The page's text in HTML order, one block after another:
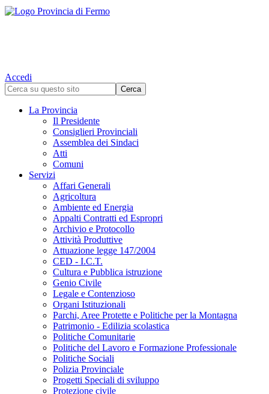
Accedi
La Provincia
Il Presidente
Consiglieri Provinciali
Assemblea dei Sindaci
Atti
Comuni
Servizi
Affari Generali
Agricoltura
Ambiente ed Energia
Appalti Contratti ed Espropri
Archivio e Protocollo
Attività Produttive
Attuazione legge 147/2004
CED - I.C.T.
Cultura e Pubblica istruzione
Genio Civile
Legale e Contenzioso
Organi Istituzionali
Parchi, Aree Protette e Politiche per la Montagna
Patrimonio - Edilizia scolastica
Politiche Comunitarie
Politiche del Lavoro e Formazione Professionale
Politiche Sociali
Polizia Provinciale
Progetti Speciali di sviluppo
Protezione civile